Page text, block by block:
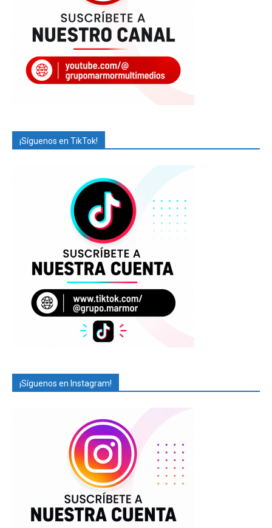
¡Síguenos en TikTok!
¡Síguenos en Instagram!